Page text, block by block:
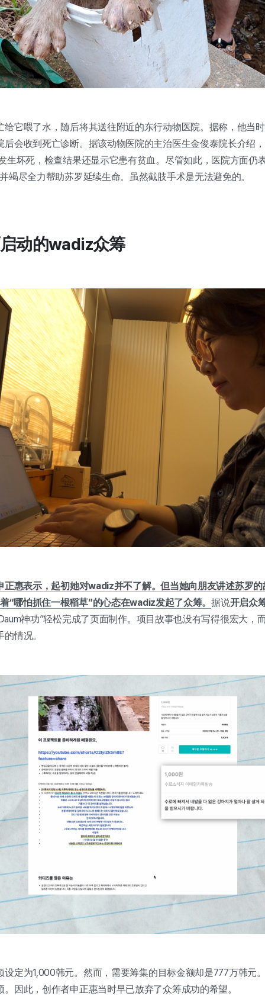
给它喂了水，随后将其送往附近的东行动物医院。据称，他当
后会收到死亡诊断。据该动物医院的主治医生金俊泰院长介绍
生坏死，检查结果还显示它患有贫血。尽管如此，医院方面仍
竭尽全力帮助苏罗延续生命。虽然截肢手术是无法避免的。
动的wadiz众筹
正惠表示，起初她对wadiz并不了解。但当她向朋友讲述苏罗
“哪怕抓住一根稻草”的心态在wadiz发起了众筹。据说开启众
神功”轻松完成了页面制作。项目故事也没有写得很宏大，
情况。
设定为1,000韩元。然而，需要筹集的目标金额却是777万韩元
因此，创作者申正惠当时早已放弃了众筹成功的希望。